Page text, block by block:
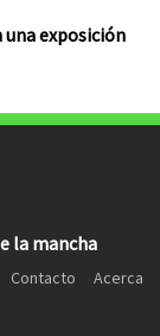
una exposición
la mancha
Contacto
Acerca